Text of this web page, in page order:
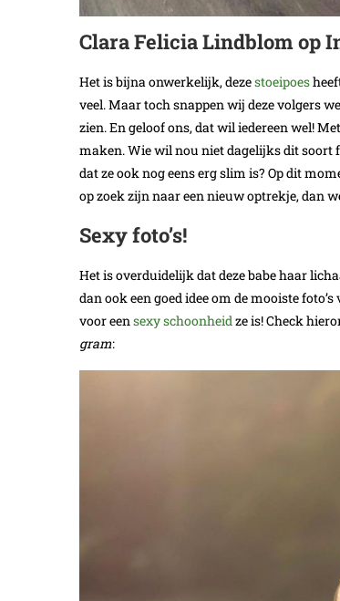
Clara Felicia Lindblom op
Het is bijna onwerkelijk, dezestoeipoes
veel. Maar toch snappen wij deze volgers
zien. En geloof ons, dat wil iedereen wel!
maken. Wie wil nou niet dagelijks dit soort
dat ze ook nog eens erg slim is? Op dit
op zoek zijn naar een nieuw optrekje, dan
Sexy foto’s!
Het is overduidelijk dat deze babe haar
dan ook een goed idee om de mooiste
voor een sexy schoonheid ze is! Check
gram: